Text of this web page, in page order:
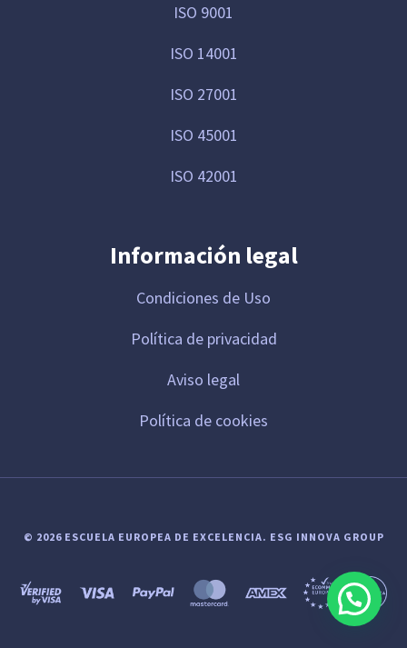
ISO 9001
ISO 14001
ISO 27001
ISO 45001
ISO 42001
Información legal
Condiciones de Uso
Política de privacidad
Aviso legal
Política de cookies
© 2026 ESCUELA EUROPEA DE EXCELENCIA. ESG INNOVA GROUP